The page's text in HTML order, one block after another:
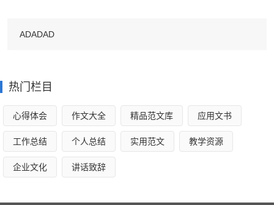
足。例如与同事们沟通少，学习工作的主动性不强，工作时
缺乏思考，也不注意总结，尤其是在工作中细心不够，又容
易急躁，在很多事情的处理上都不成熟，做不到统筹规划。
这些都是导致工作出现错误、给同事带来麻烦的主要原因。
在今后工作中，除了一如既往地听从各级领导安排，虚心向
ADADAD
热门栏目
心得体会 作文大全 精品范文库 应用文书
工作总结 个人总结 实用范文 教学资源
企业文化 讲话致辞